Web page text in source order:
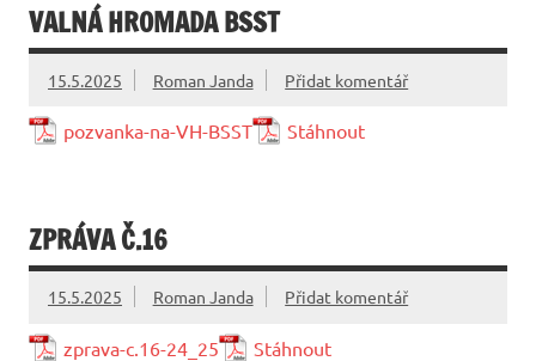
VALNÁ HROMADA BSST
15.5.2025 Roman Janda Přidat komentář
pozvanka-na-VH-BSST Stáhnout
ZPRÁVA Č.16
15.5.2025 Roman Janda Přidat komentář
zprava-c.16-24_25 Stáhnout